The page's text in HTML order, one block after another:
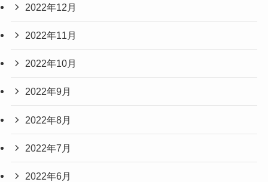
2022年12月
2022年11月
2022年10月
2022年9月
2022年8月
2022年7月
2022年6月